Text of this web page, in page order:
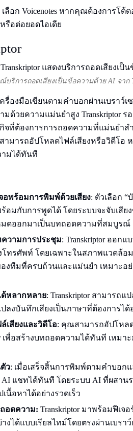
เลือก Voicenotes หากคุณต้องการโ
รือต่อยอดไอเดีย
บริการถอดเสียงเป็นข้อความด้วย AI จาก
ครื่องมือเขียนตามคำบอกผ่านเบรา
มด้วยความแม่นยำสูง Transkriptor
จที่ต้องการการถอดความที่แม่นยำ
ามารถอัปโหลดไฟล์เสียงหรือวิดีโอ
มได้ทันที
พร้อมการพิมพ์ด้วยเสียง: ตัวเลือก
อมกับการพูดได้ โดยระบบจะจับเสี
มดออกมาเป็นบทถอดความที่สมบูรณ์
วามการประชุม: Transkriptor ออก
ทรศัพท์ โดยเฉพาะในสภาพแวดล้
งทีมที่ครบถ้วนและแม่นยำ เหมาะอ
หลากหลาย: Transkriptor สามารถ
ลงบันทึกเสียงเป็นภาษาที่ต้องการได้
เสียงและวิดีโอ: คุณสามารถอัปโหล
เพื่อสร้างบทถอดความได้ทันที เห
ว: เมื่อเสร็จสิ้นการพิมพ์ตามคำบอ
AI แชทได้ทันที โดยระบบ AI ที่ผสา
นื้อหาได้อย่างรวดเร็ว
อดความ: Transkriptor มาพร้อมฟี
งได้แบบเรียลไทม์โดยตรงผ่านเบรา